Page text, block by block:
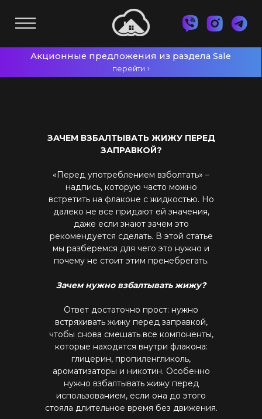
перейти
POD-системы
Жидкости для вейпа
Max Flavor Classic
Max Flavor Ice
Max Flavor Sour
Max Flavor Табак
GLITCH ICED OUT
GLITCH NO MINT
VLIQ Holodno Pisec
Все товары категории
Жидкости для вейпа Glitch Sauce
Комплектующие к POD
Комплектующие GEEKVAPE
Комплектующие SMOANT
Комплектующие ELFBAR
Комплектующие OXVA
Комплектующие Lost Vape
АКБ (Аккумуляторы)
Зарядные устройства
Комплектующие VAPORESSO
Кальяны Nanosmoke
Чаши для кальянов
Мундштуки для кальянов
Угли для кальянов
Трубки для кальянов
Плиты для кальянов
Щипцы для кальянов
Скидки / Акции
Доставка и оплата
Оптовые продажи
Дисконтная программа
Адреса магазинов
Главная / Блог /
Зачем взбалтывать жижу перед заправкой?
ЗАЧЕМ ВЗБАЛТЫВАТЬ ЖИЖУ ПЕРЕД
ЗАПРАВКОЙ?
«Перед употреблением взболтать» –
надпись, которую часто можно
встретить на флаконе с жидкостью. Но
далеко не все придают ей значения,
даже если знают зачем это
рекомендуется сделать. В этой статье
мы разберемся для чего это нужно и
почему не стоит этим пренебрегать.
Зачем нужно взбалтывать жижу?
Ответ достаточно прост: нужно
встряхивать жижу перед заправкой,
чтобы снова смешать все компоненты,
которые находятся внутри флакона:
глицерин, пропиленгликоль,
ароматизаторы и никотин. Особенно
нужно взбалтывать жижу перед
использованием, если она до этого
стояла длительное время без движения.